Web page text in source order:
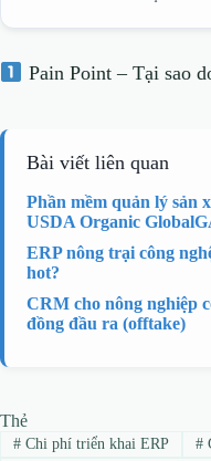
Pain Point – Tại sao
Bài viết liên quan
Phần mềm quản lý sản
USDA Organic
ERP nông trại công
hot?
CRM cho nông nghiệp
đồng đầu ra (offtake)
Thẻ
#Chi phí triển khai ERP #